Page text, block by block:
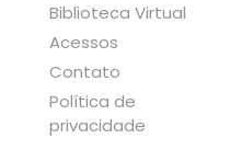
Biblioteca Virtual
Acessos
Contato
Política de
privacidade